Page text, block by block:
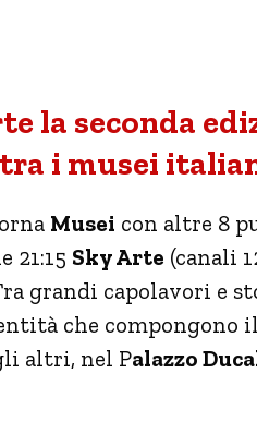
la seconda
i musei
Musei con altre 8
21:15 Sky Arte (canali
grandi capolavori e
che
altri, nel Palazzo